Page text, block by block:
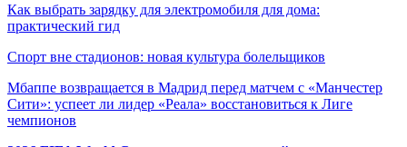
Как выбрать зарядку для электромобиля для дома:
практический гид
Спорт вне стадионов: новая культура болельщиков
Мбаппе возвращается в Мадрид перед матчем с «Манчестер
Сити»: успеет ли лидер «Реала» восстановиться к Лиге
чемпионов